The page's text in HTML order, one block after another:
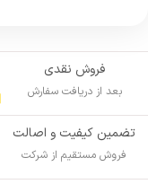
فروش نقدی
بعد از دریافت سفارش
تضمین کیفیت و اصالت
فروش مستقیم از شرکت